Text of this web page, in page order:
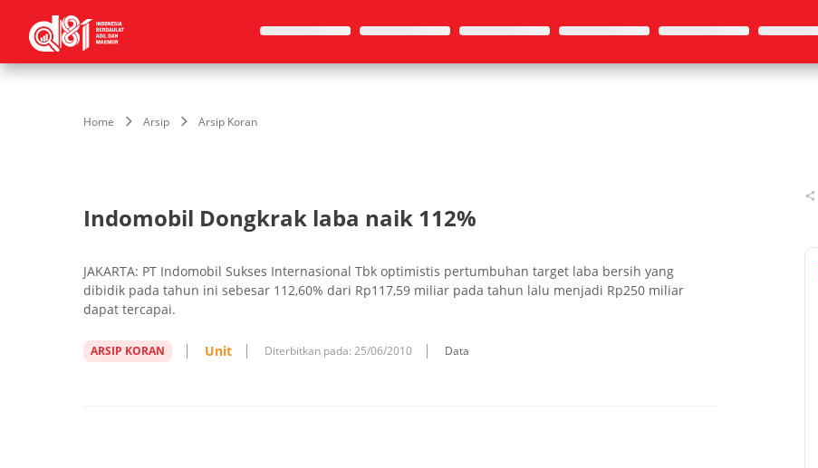
Home Arsip Arsip Koran
Indomobil Dongkrak laba naik 112%
JAKARTA: PT Indomobil Sukses Internasional Tbk optimistis pertumbuhan target laba bersih yang
dibidik pada tahun ini sebesar 112,60% dari Rp117,59 miliar pada tahun lalu menjadi Rp250 miliar
dapat tercapai.
ARSIP KORAN Unit Diterbitkan pada: 25/06/2010 Data